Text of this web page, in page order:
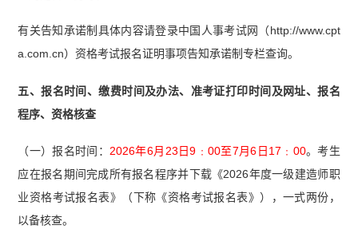
有关告知承诺制具体内容请登录中国人事考试网（http://www.cpt
a.com.cn）资格考试报名证明事项告知承诺制专栏查询。
五、报名时间、缴费时间及办法、准考证打印时间及网址、报名
程序、资格核查
（一）报名时间：2026年6月23日9﹕00至7月6日17﹕00。考生
应在报名期间完成所有报名程序并下载《2026年度一级建造师职
业资格考试报名表》（下称《资格考试报名表》），一式两份，
以备核查。